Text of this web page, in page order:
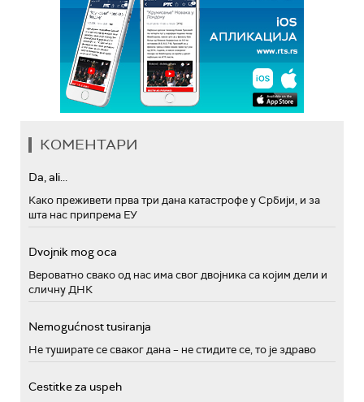
КОМЕНТАРИ
Da, ali...
Како преживети прва три дана катастрофе у Србији, и за
шта нас припрема ЕУ
Dvojnik mog oca
Вероватно свако од нас има свог двојника са којим дели и
сличну ДНК
Nemogućnost tusiranja
Не туширате се сваког дана – не стидите се, то је здраво
Cestitke za uspeh